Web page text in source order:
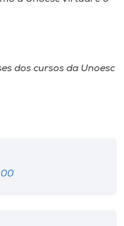
dos cursos da Unoesc